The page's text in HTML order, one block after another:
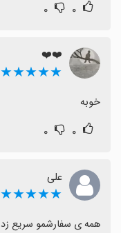
۰ ۰
❤️❤️
★★★★★
خوبه
۰ ۰
علی
★★★★★
همه ی سفارشمو سریع زد